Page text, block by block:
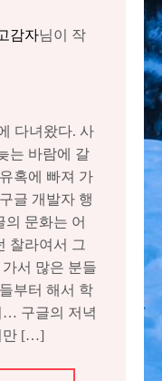
감자님이 작
다녀왔다. 사
는 바람에 갈
혹에 빠져 가
글 개발자 행
의 문화는 어
찰라여서 그
서 많은 분들
부터 해서 학
… 구글의 저녁
만 […]